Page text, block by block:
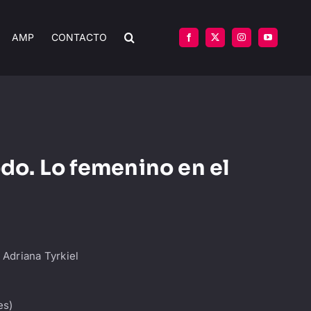
AMP CONTACTO
Lo femenino en el
Tyrkiel